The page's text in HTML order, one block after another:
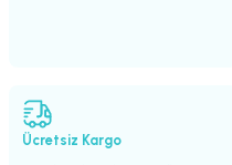
Ücretsiz Kargo